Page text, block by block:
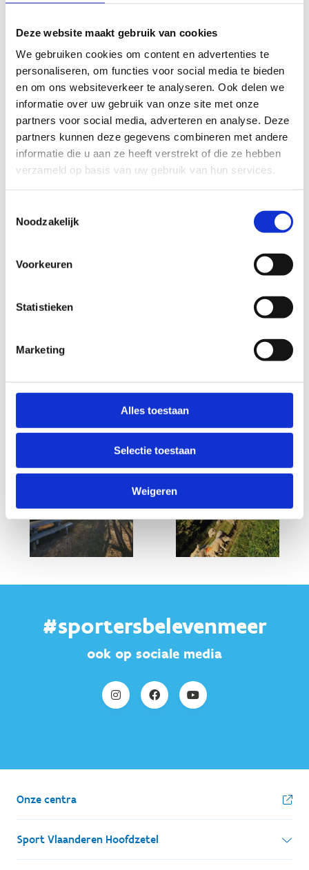
Deze website maakt gebruik van cookies
We gebruiken cookies om content en advertenties te
personaliseren, om functies voor social media te bieden
en om ons websiteverkeer te analyseren. Ook delen we
informatie over uw gebruik van onze site met onze
partners voor social media, adverteren en analyse. Deze
partners kunnen deze gegevens combineren met andere
informatie die u aan ze heeft verstrekt of die ze hebben
verzameld op basis van uw gebruik van hun services.
Noodzakelijk
Voorkeuren
Statistieken
Marketing
Alles toestaan
Selectie toestaan
Weigeren
Alle drie natuurgebieden zijn een restant van de historische
Ab(t)sheide. Ze strekken zich uit over de gemeenten
Rijkevorsel, Beerse en Merksplas.
De Pomp bestaat uit een gelijknamige kleiput die omgeven
wordt door gemengd loofhout en dennenbos. Op de kleiput
broeden futen en groeien zeldzame plantensoorten als loos
blaasjeskruid en vlottende bies.
Startplaatsen
Blakheide 13 2340 Beerse
Eikendreef 42
#sportersbelevenmeer
ook op sociale media
Onze centra
Sport Vlaanderen Hoofdzetel